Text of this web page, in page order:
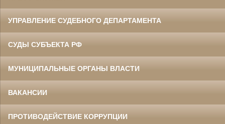
УПРАВЛЕНИЕ СУДЕБНОГО ДЕПАРТАМЕНТА
СУДЫ СУБЪЕКТА РФ
МУНИЦИПАЛЬНЫЕ ОРГАНЫ ВЛАСТИ
ВАКАНСИИ
ПРОТИВОДЕЙСТВИЕ КОРРУПЦИИ